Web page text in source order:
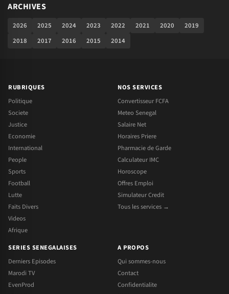
ARCHIVES
2026 2025 2024 2023 2022 2021 2020
2019
2018
2017 2016 2015 2014
RUBRIQUES
Politique
Societe
Justice
Economie
International
People
Sports
Football
Lutte
Faits Divers
Videos
Afrique
NOS SERVICES
Convertisseur FCFA
Meteo Senegal
Salaire Net
Horaires Priere
Pharmacie de Garde
Calculateur IMC
Horoscope
Offres Emploi
Simulateur Credit
Tous les services →
SERIES SENEGALAISES
Derniers Episodes
Marodi TV
EvenProd
A PROPOS
Qui sommes-nous
Contact
Confidentialite